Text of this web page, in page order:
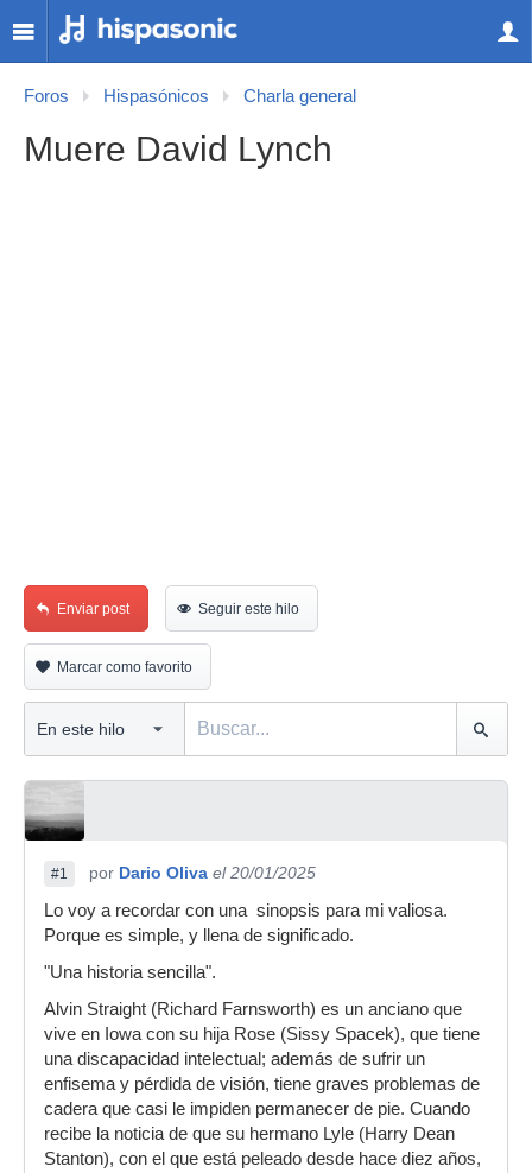
Foros Hispasónicos Charla general
Muere David Lynch
Enviar post Seguir este hilo
Marcar como favorito
#1 por Dario Oliva el 20/01/2025
Lo voy a recordar con una sinopsis para mi valiosa.
Porque es simple, y llena de significado.
"Una historia sencilla".
Alvin Straight (Richard Farnsworth) es un anciano que
vive en Iowa con su hija Rose (Sissy Spacek), que tiene
una discapacidad intelectual; además de sufrir un
enfisema y pérdida de visión, tiene graves problemas de
cadera que casi le impiden permanecer de pie. Cuando
recibe la noticia de que su hermano Lyle (Harry Dean
Stanton), con el que está peleado desde hace diez años,